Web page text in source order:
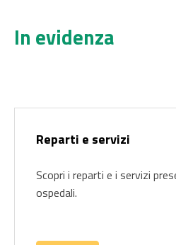
In evidenza
Reparti e servizi
Scopri i reparti e i servizi
ospedali.